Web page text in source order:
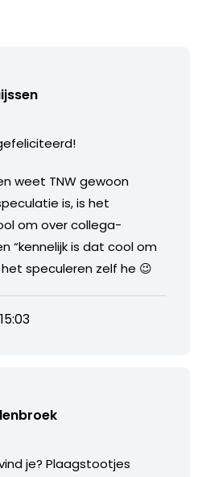
weet TNW gewoon
is, is het
om over collega-
“kennelijk is dat cool om
speculeren zelf he 😉
je? Plaagstootjes